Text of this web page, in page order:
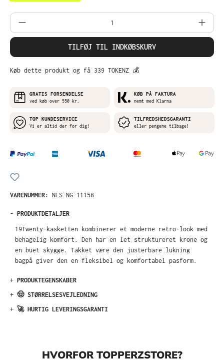
Produktmængde: Indtast det ønskede
TILFØJ TIL INDKØBSKURV
Køb dette produkt og få 339 TOKENZ 💰
GRATIS FORSENDELSE
ved køb over 550 kr.
KØB PÅ FAKTURA
nemt med Klarna
TOP KUNDESERVICE
Vi er altid der for dig!
TILFREDSHEDSGARANTI
eller pengene tilbage!
VARENUMMER: NES-NG-11158
- PRODUKTDETALJER
19Twenty-kasketten kombinerer et moderne retro-look med
behagelig komfort. Den har en let struktureret krone og
en buet skygge. Takket være den justerbare lukning
bagpå giver den en fleksibel og komfortabel pasform.
+ PRODUKTEGENSKABER
+ 🤠 STØRRELSESVEJLEDNING
+ 🚀 HURTIG LEVERINGSGARANTI
HVORFOR TOPPERZSTORE?